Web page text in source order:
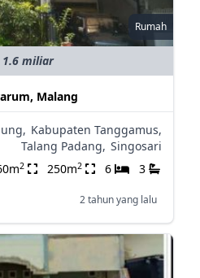
Rumah
1.6 miliar
Malang
Kabupaten Tanggamus,
Talang Padang, Singosari
2 250m2 6 3
2 tahun yang lalu